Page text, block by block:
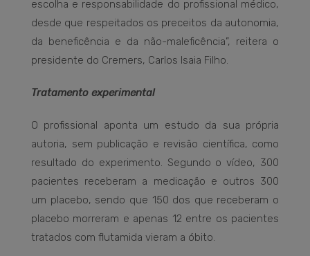
escolha e responsabilidade do profissional médico,
desde que respeitados os preceitos da autonomia,
da beneficência e da não-maleficência”, reitera o
presidente do Cremers, Carlos Isaia Filho.
Tratamento experimental
O profissional aponta um estudo da sua própria
autoria, sem publicação e revisão científica, como
resultado do experimento. Segundo o vídeo, 300
pacientes receberam a medicação e outros 300
um placebo, sendo que 150 dos que receberam o
placebo morreram e apenas 12 entre os pacientes
tratados com flutamida vieram a óbito.